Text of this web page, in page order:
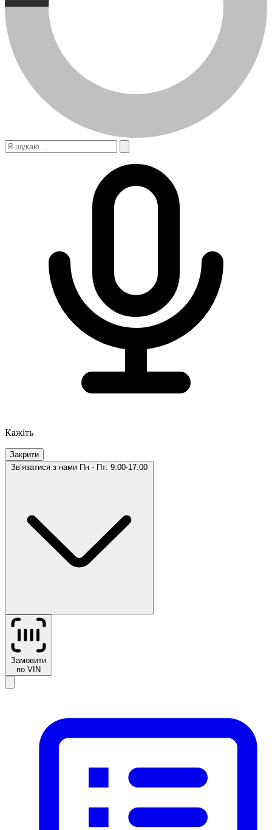
Кажіть
Закрити
Звʼязатися з нами Пн - Пт: 9:00-17:00
Замовити
по VIN